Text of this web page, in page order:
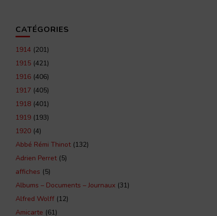
CATÉGORIES
1914 (201)
1915 (421)
1916 (406)
1917 (405)
1918 (401)
1919 (193)
1920 (4)
Abbé Rémi Thinot(132)
Adrien Perret(5)
affiches (5)
Albums – Documents – Journaux (31)
Alfred Wolff (12)
Amicarte (61)